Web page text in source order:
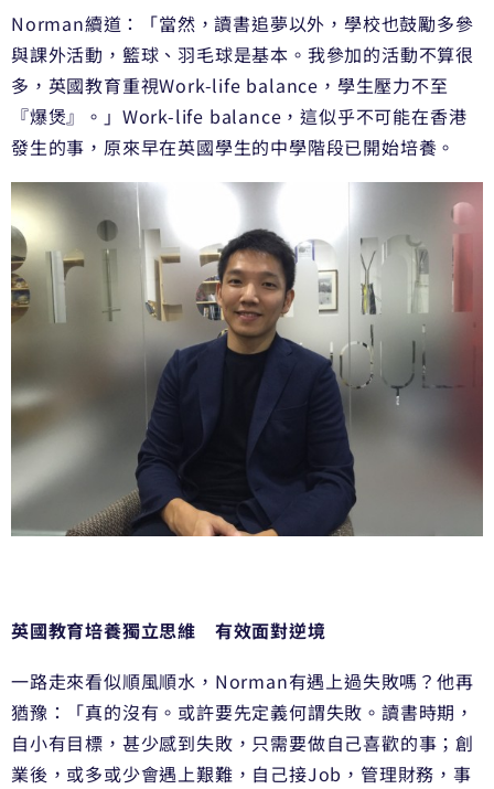
Norman續道：「當然，讀書追夢以外，學校也鼓勵多參
與課外活動，籃球、羽毛球是基本。我參加的活動不算很
多，英國教育重視Work-life balance，學生壓力不至
『爆煲』。」Work-life balance，這似乎不可能在香港
發生的事，原來早在英國學生的中學階段已開始培養。
英國教育培養獨立思維 有效面對逆境
一路走來看似順風順水，Norman有遇上過失敗嗎？他再
猶豫：「真的沒有。或許要先定義何謂失敗。讀書時期，
自小有目標，甚少感到失敗，只需要做自己喜歡的事；創
業後，或多或少會遇上艱難，自己接Job，管理財務，事